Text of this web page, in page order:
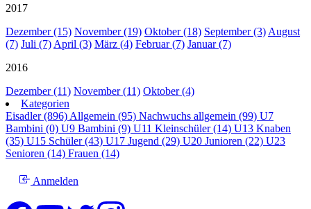
2017
Dezember (15) November (19) Oktober (18) September (3) August
(7) Juli (7) April (3) März (4) Februar (7) Januar (7)
2016
Dezember (11) November (11) Oktober (4)
Kategorien
Eisadler (896) Allgemein (95) Nachwuchs allgemein (99) U7
Bambini (0) U9 Bambini (9) U11 Kleinschüler (14) U13 Knaben
(35) U15 Schüler (43) U17 Jugend (29) U20 Junioren (22) U23
Senioren (14) Frauen (14)
Anmelden